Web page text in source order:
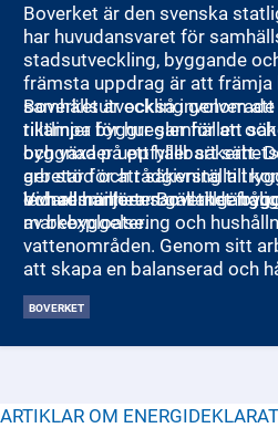
Boverket är den svenska
har huvudansvaret för
stadsutveckling, byggande
främsta uppdrag är att främja
samhällsutveckling genom
riktlinjer för hur samhällen
och växa på ett hållbart sätt.
arbetar för att säkerställa
levnadsmiljöer samt
Boverket är också
tillämpa byggregler för att
byggnader uppfyller
ger stöd och rådgivning till
och allmänheten gällande
av bebyggelse.
Vidare hanterar Boverket
markexploatering och
vattenområden. Genom sitt
att skapa en balanserad och
Sveriges samhällen och miljöer.
BOVERKET
ARTIKLAR OM